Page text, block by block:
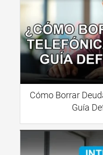
Cómo Borrar
Guía